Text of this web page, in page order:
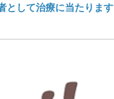
として治療に当たります